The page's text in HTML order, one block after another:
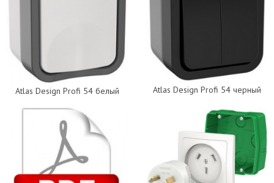
Atlas Design Profi 54 белый Atlas Design Profi 54 черный